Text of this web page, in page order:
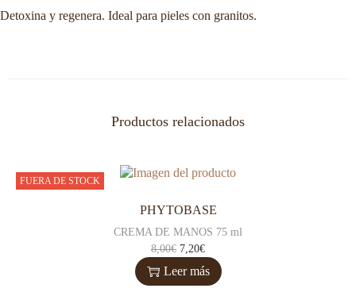
Detoxina y regenera. Ideal para pieles con granitos.
Productos relacionados
FUERA DE STOCK
PHYTOBASE
CREMA DE MANOS 75 ml
8,00€ 7,20€
Leer más